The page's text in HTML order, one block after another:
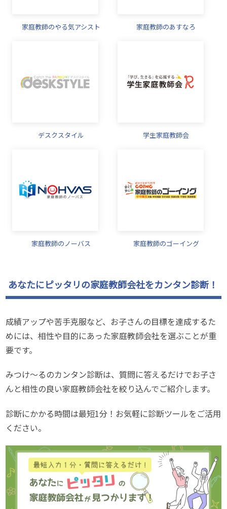
家庭教師のやる気アシスト 家庭教師のあすなろ
デスクスタイル 学生家庭教師会
家庭教師のノーバス 家庭教師のゴーイング
あなたにピッタリの家庭教師会社をカンタン診断！
成績アップや苦手克服など、お子さんの目標を達成するた
めには、相性や目的にあった家庭教師会社を選ぶことが重
要です。
みつけ～るのカンタン診断は、質問に答えるだけでお子さ
んと相性の良い家庭教師会社を絞り込んでご紹介します。
診断にかかる時間は最短1分！お気軽に診断ツールをご活用
ください。